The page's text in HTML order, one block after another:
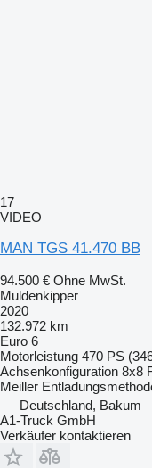
17
VIDEO
MAN TGS 41.470 BB
94.500 € Ohne MwSt.
Muldenkipper
2020
132.972 km
Euro 6
Motorleistung 470 PS
Achsenkonfiguration 8x8
Meiller
Deutschland, Bakum
A1-Truck GmbH
Verkäufer kontaktieren